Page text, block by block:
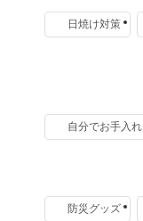
日焼け対策
自分でお手入れ
防災グッズ